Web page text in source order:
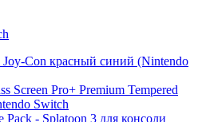
Con красный синий (Nintendo
Screen Pro+ Premium Tempered
Switch
- Splatoon 3 для консоли